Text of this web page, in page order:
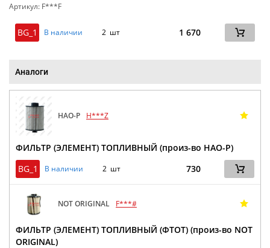
Артикул: F***F
BG_1 В наличии 2 шт 1 670
Аналоги
HAO-P H***Z
ФИЛЬТР (ЭЛЕМЕНТ) ТОПЛИВНЫЙ (произ-во HAO-P)
BG_1
В наличии 2 шт 730
NOT ORIGINAL F***#
ФИЛЬТР (ЭЛЕМЕНТ) ТОПЛИВНЫЙ (ФТОТ) (произ-во NOT
ORIGINAL)